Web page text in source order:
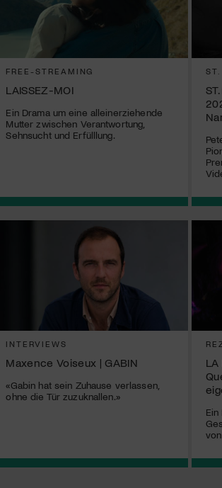
FREE-STREAMING
LAISSEZ-MOI
Ein Drama um eine alleinerziehende
Mutter zwischen Verantwortung,
Sehnsucht und Erfülllung.
INTERVIEWS
Maxence Voiseux | GABIN
«Gabin hat sein Zuhause verlassen,
ohne die Tür zuzuknallen.»
LA